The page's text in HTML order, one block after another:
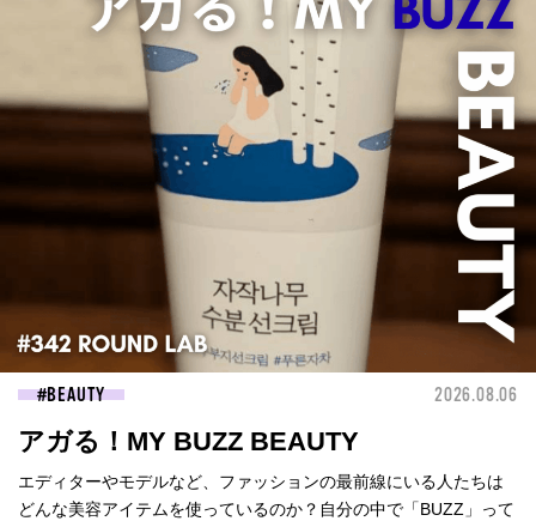
BEAUTY 2026.08.06
アガる！MY BUZZ BEAUTY
エディターやモデルなど、ファッションの最前線にいる人たちは
どんな美容アイテムを使っているのか？自分の中で「BUZZ」って